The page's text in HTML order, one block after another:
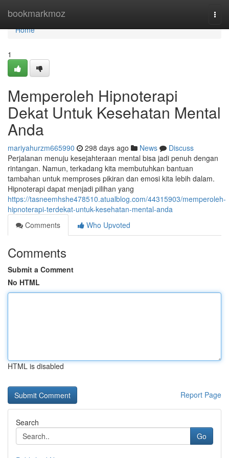
bookmarkmoz
Home
Home
1
Memperoleh Hipnoterapi
Dekat Untuk Kesehatan Mental
Anda
mariyahurzm665990 298 days ago News
Discuss
Perjalanan menuju kesejahteraan mental bisa jadi penuh dengan
rintangan. Namun, terkadang kita membutuhkan bantuan
tambahan untuk memproses pikiran dan emosi kita lebih dalam.
Hipnoterapi dapat menjadi pilihan yang
https://tasneemhshe478510.atualblog.com/44315903/memperoleh-
hipnoterapi-terdekat-untuk-kesehatan-mental-anda
Comments
Who Upvoted
Comments
Submit a Comment
No HTML
HTML is disabled
Report Page
Search
Go